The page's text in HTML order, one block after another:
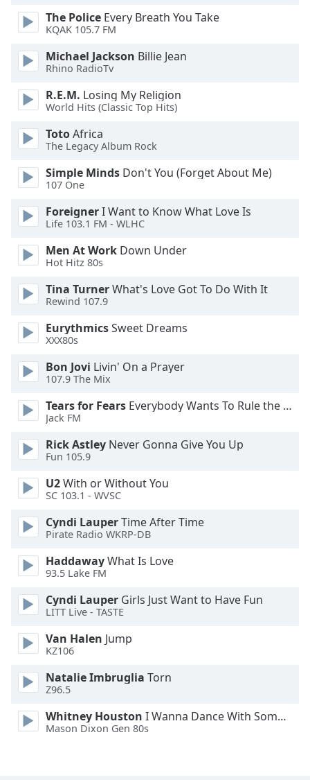
dialog
window.
Escape
cancel
and
Text
Opacity
Text
Background
Area
Background
Color
Opacity
Font
Size
Text
Done
Close
The Police Every Breath You Take
KQAK 105.7 FM
Michael Jackson Billie Jean
Rhino RadioTv
R.E.M. Losing My Religion
World Hits (Classic Top Hits)
TotoAfrica
The Legacy Album Rock
Simple Minds Don't You (Forget About Me)
107 One
ForeignerI Want to Know What Love Is
Life 103.1 FM - WLHC
Men At Work Down Under
Hot Hitz 80s
Tina TurnerWhat's Love Got To Do With It
Rewind 107.9
EurythmicsSweet Dreams
XXX80s
Bon Jovi Livin' On a Prayer
107.9 The Mix
Tears for Fears Everybody Wants To Rule the World
Jack FM
Rick Astley Never Gonna Give You Up
Fun 105.9
U2With or Without You
SC 103.1 - WVSC
Cyndi LauperTime After Time
Pirate Radio WKRP-DB
HaddawayWhat Is Love
93.5 Lake FM
Cyndi Lauper Girls Just Want to Have Fun
LITT Live - TASTE
Van Halen Jump
KZ106
Natalie Imbruglia Torn
Z96.5
Whitney Houston I Wanna Dance With Somebody
Mason Dixon Gen 80s